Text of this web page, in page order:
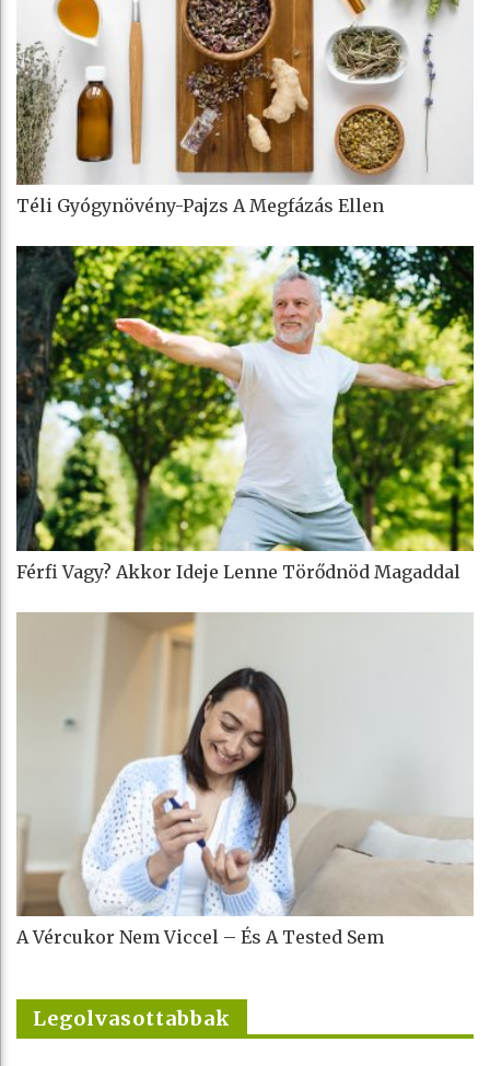
Téli Gyógynövény-Pajzs A Megfázás Ellen
Férfi Vagy? Akkor Ideje Lenne Törődnöd Magaddal
A Vércukor Nem Viccel – És A Tested Sem
Legolvasottabbak